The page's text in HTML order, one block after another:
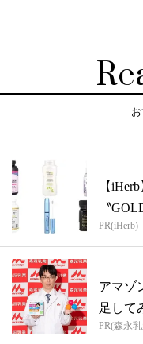
【
〝
PR(iHerb)
アマゾ
足して
PR(森永